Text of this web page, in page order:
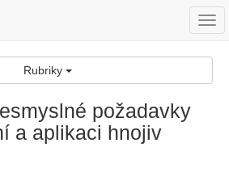
Rubriky
požadavky
a aplikaci hnojiv